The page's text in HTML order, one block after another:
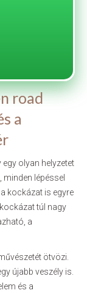
road
a
olyan helyzetet
lépéssel
kockázat is egyre
túl nagy
a
ötvözi.
újabb veszély is.
és a